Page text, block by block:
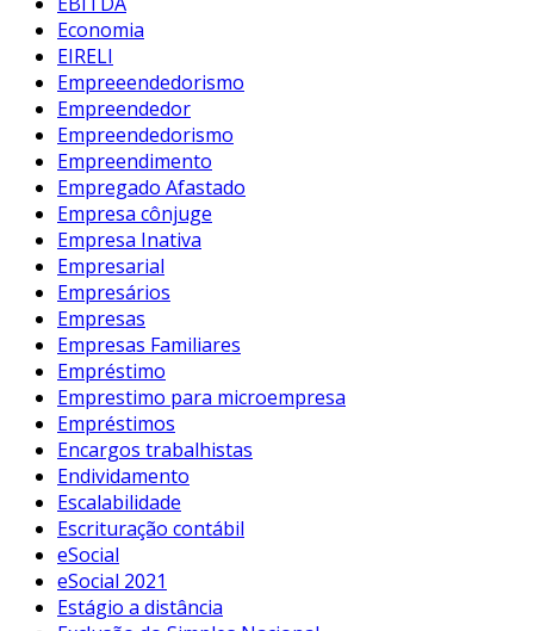
Economia
EIRELI
Empreeendedorismo
Empreendedor
Empreendedorismo
Empreendimento
Empregado Afastado
Empresa cônjuge
Empresa Inativa
Empresarial
Empresários
Empresas
Empresas Familiares
Empréstimo
Emprestimo para microempresa
Empréstimos
Encargos trabalhistas
Endividamento
Escalabilidade
Escrituração contábil
eSocial
eSocial 2021
Estágio a distância